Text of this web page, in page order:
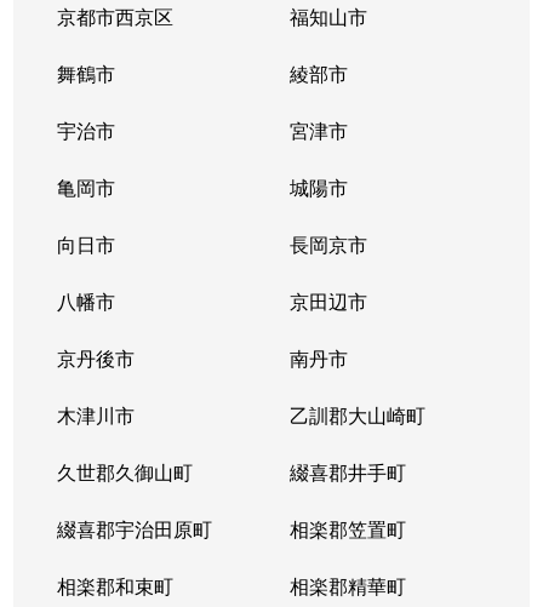
京都市西京区 福知山市
舞鶴市 綾部市
宇治市 宮津市
亀岡市 城陽市
向日市 長岡京市
八幡市 京田辺市
京丹後市 南丹市
木津川市 乙訓郡大山崎町
久世郡久御山町 綴喜郡井手町
綴喜郡宇治田原町 相楽郡笠置町
相楽郡和束町 相楽郡精華町